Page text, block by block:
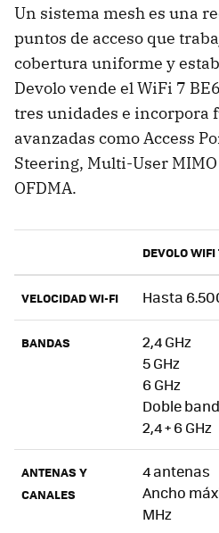
Un sistema mesh es una
puntos de acceso que
cobertura uniforme y
Devolo vende el WiFi 7
tres unidades e incorpora
avanzadas como Access
Steering, Multi-User
OFDMA.
DEVOLO
VELOCIDAD WI-FI Hasta
BANDAS
2,4 GHz
5 GHz
6 GHz
Doble
2,4 + 6 GHz
ANTENAS Y
CANALES
4 antenas
Ancho
MHz